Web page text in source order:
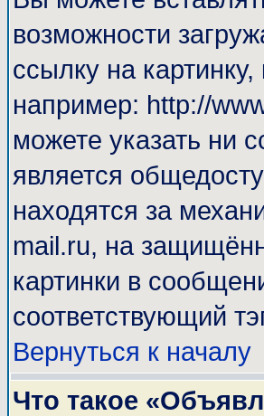
возможности
ссылку на
например: http://
можете указать ни
является
находятся за
mail.ru, на
картинки в
соответствующий
Вернуться к началу
Что такое